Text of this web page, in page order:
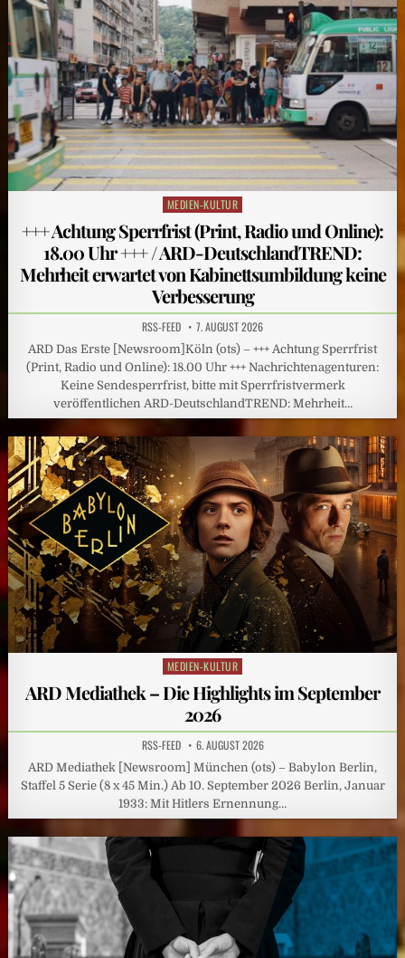
Posted
in
MEDIEN-KULTUR
+++ Achtung Sperrfrist (Print, Radio und Online):
18.00 Uhr +++ / ARD-DeutschlandTREND:
Mehrheit erwartet von Kabinettsumbildung keine
Verbesserung
RSS-FEED 7. AUGUST 2026
ARD Das Erste [Newsroom]Köln (ots) – +++ Achtung Sperrfrist
(Print, Radio und Online): 18.00 Uhr +++ Nachrichtenagenturen:
Keine Sendesperrfrist, bitte mit Sperrfristvermerk
veröffentlichen ARD-DeutschlandTREND: Mehrheit…
Posted
in
MEDIEN-KULTUR
ARD Mediathek – Die Highlights im September
2026
RSS-FEED 6. AUGUST 2026
ARD Mediathek [Newsroom] München (ots) – Babylon Berlin,
Staffel 5 Serie (8 x 45 Min.) Ab 10. September 2026 Berlin, Januar
1933: Mit Hitlers Ernennung…